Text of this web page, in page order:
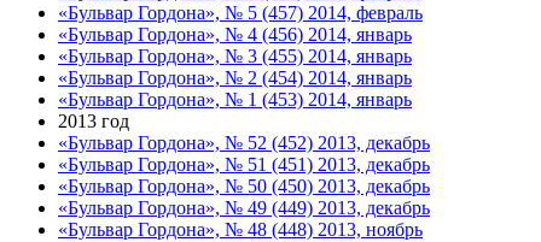
«Бульвар Гордона», № 5 (457) 2014, февраль
«Бульвар Гордона», № 4 (456) 2014, январь
«Бульвар Гордона», № 3 (455) 2014, январь
«Бульвар Гордона», № 2 (454) 2014, январь
«Бульвар Гордона», № 1 (453) 2014, январь
2013 год
«Бульвар Гордона», № 52 (452) 2013, декабрь
«Бульвар Гордона», № 51 (451) 2013, декабрь
«Бульвар Гордона», № 50 (450) 2013, декабрь
«Бульвар Гордона», № 49 (449) 2013, декабрь
«Бульвар Гордона», № 48 (448) 2013, ноябрь